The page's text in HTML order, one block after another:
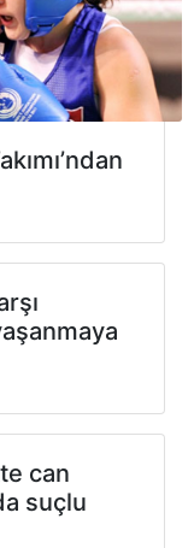
can
suçlu